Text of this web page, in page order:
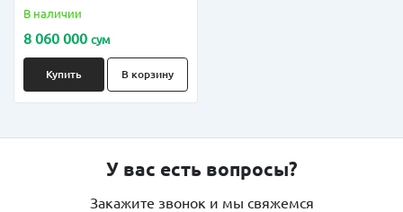
В наличии
8 060 000 сум
Купить В корзину
У вас есть вопросы?
Закажите звонок и мы свяжемся